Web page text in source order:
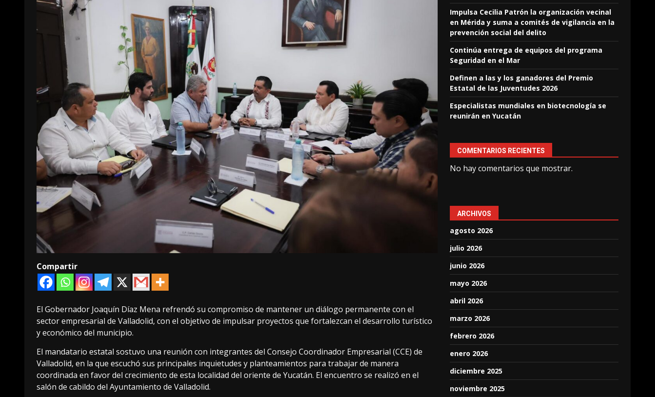
Compartir
El Gobernador Joaquín Díaz Mena refrendó su compromiso de mantener un diálogo permanente con el
sector empresarial de Valladolid, con el objetivo de impulsar proyectos que fortalezcan el desarrollo turístico
y económico del municipio.
El mandatario estatal sostuvo una reunión con integrantes del Consejo Coordinador Empresarial (CCE) de
Valladolid, en la que escuchó sus principales inquietudes y planteamientos para trabajar de manera
coordinada en favor del crecimiento de esta localidad del oriente de Yucatán. El encuentro se realizó en el
salón de cabildo del Ayuntamiento de Valladolid.
Impulsa Cecilia Patrón la organización vecinal
en Mérida y suma a comités de vigilancia en la
prevención social del delito
Continúa entrega de equipos del programa
Seguridad en el Mar
Definen a las y los ganadores del Premio
Estatal de las Juventudes 2026
Especialistas mundiales en biotecnología se
reunirán en Yucatán
COMENTARIOS RECIENTES
No hay comentarios que mostrar.
ARCHIVOS
agosto 2026
julio 2026
junio 2026
mayo 2026
abril 2026
marzo 2026
febrero 2026
enero 2026
diciembre 2025
noviembre 2025